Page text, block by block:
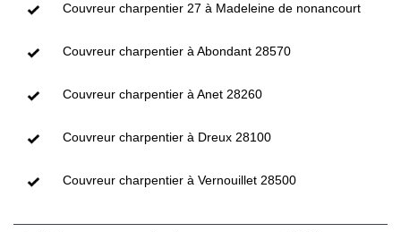
Couvreur charpentier 27 à Madeleine de nonancourt
Couvreur charpentier à Abondant 28570
Couvreur charpentier à Anet 28260
Couvreur charpentier à Dreux 28100
Couvreur charpentier à Vernouillet 28500